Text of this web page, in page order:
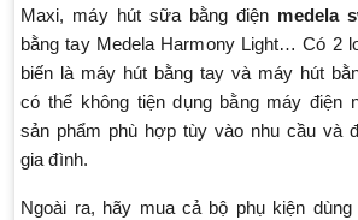
Maxi, máy hút sữa bằng điện medela
bằng tay Medela Harmony Light… Có 2
biến là máy hút bằng tay và máy hút
có thể không tiện dụng bằng máy điện
sản phẩm phù hợp tùy vào nhu cầu và
gia đình.
Ngoài ra, hãy mua cả bộ phụ kiện